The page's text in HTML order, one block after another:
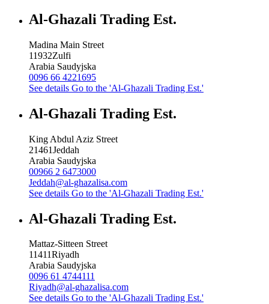
Al-Ghazali Trading Est.
Madina Main Street
11932Zulfi
Arabia Saudyjska
0096 66 4221695
See details Go to the 'Al-Ghazali Trading Est.'
Al-Ghazali Trading Est.
King Abdul Aziz Street
21461Jeddah
Arabia Saudyjska
00966 2 6473000
Jeddah@al-ghazalisa.com
See details Go to the 'Al-Ghazali Trading Est.'
Al-Ghazali Trading Est.
Mattaz-Sitteen Street
11411Riyadh
Arabia Saudyjska
0096 61 4744111
Riyadh@al-ghazalisa.com
See details Go to the 'Al-Ghazali Trading Est.'